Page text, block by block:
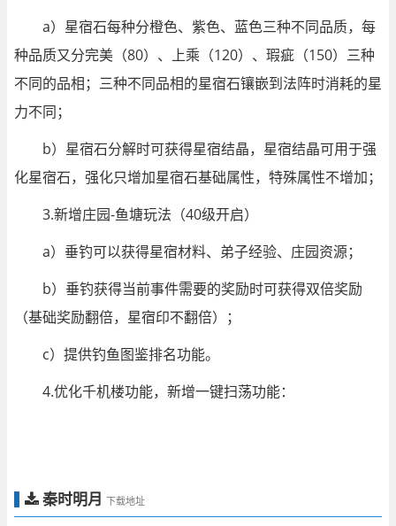
a）星宿石每种分橙色、紫色、蓝色三种不同品质，每
种品质又分完美（80）、上乘（120）、瑕疵（150）三种
不同的品相；三种不同品相的星宿石镶嵌到法阵时消耗的星
力不同；
b）星宿石分解时可获得星宿结晶，星宿结晶可用于强
化星宿石，强化只增加星宿石基础属性，特殊属性不增加；
3.新增庄园-鱼塘玩法（40级开启）
a）垂钓可以获得星宿材料、弟子经验、庄园资源；
b）垂钓获得当前事件需要的奖励时可获得双倍奖励
（基础奖励翻倍，星宿印不翻倍）；
c）提供钓鱼图鉴排名功能。
4.优化千机楼功能，新增一键扫荡功能：
秦时明月 下载地址